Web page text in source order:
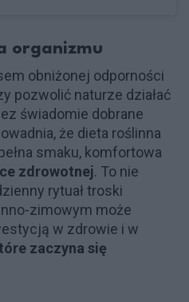
organizmu
obniżonej odporności
pozwolić naturze działać
świadomie dobrane
że dieta roślinna
smaku, komfortowa
zdrowotnej. To nie
rytuał troski
zimowym może
w zdrowie i w
zaczyna się